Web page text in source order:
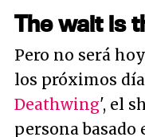
The wait is
Pero no será
los próximos
Deathwing', el
persona basado